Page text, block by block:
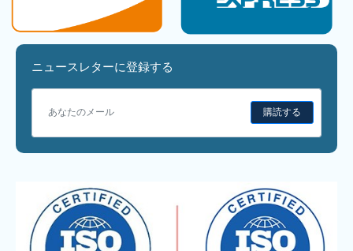
ニュースレターに登録する
購読する